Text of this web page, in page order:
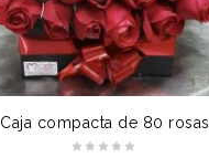
Caja compacta de 80 rosas